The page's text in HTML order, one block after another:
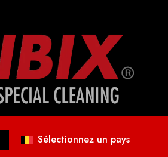
Sélectionnez un pays